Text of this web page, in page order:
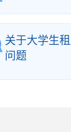
关于大学生
问题